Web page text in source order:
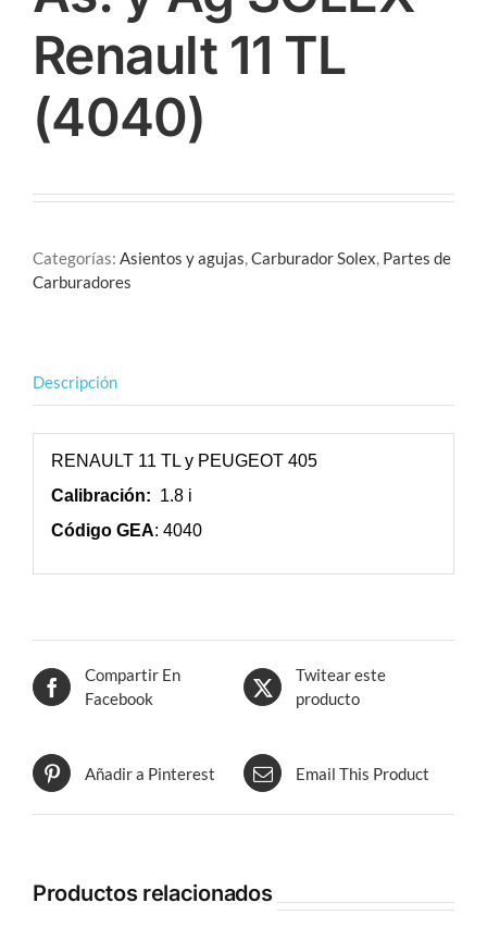
Renault 11 TL
(4040)
Categorías: Asientos y agujas,Carburador Solex, Partes de
Carburadores
Descripción
RENAULT 11 TL y PEUGEOT 405
Calibración: 1.8 i
Código GEA: 4040
Compartir En
Facebook
Twitear este
producto
Añadir a Pinterest Email This Product
Productos relacionados